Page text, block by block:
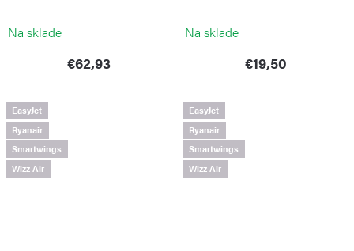
Na sklade
€62,93
Na sklade
€19,50
EasyJet
Ryanair
Smartwings
Wizz Air
EasyJet
Ryanair
Smartwings
Wizz Air